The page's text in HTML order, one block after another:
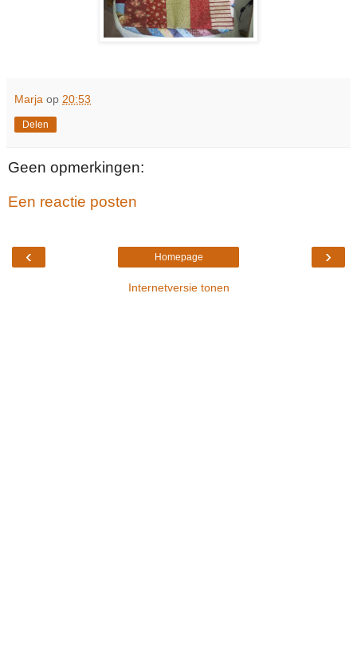
Marja op 20:53
Delen
Geen opmerkingen:
Een reactie posten
‹ ›
Homepage
Internetversie tonen